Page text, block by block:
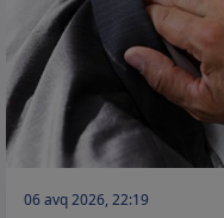
06 avq 2026, 22:19